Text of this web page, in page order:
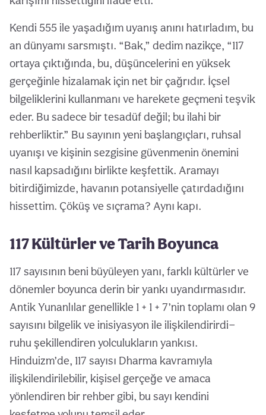
Kendi 555 ile yaşadığım uyanış anını hatırladım, bu
an dünyamı sarsmıştı. “Bak,” dedim nazikçe, “117
ortaya çıktığında, bu, düşüncelerini en yüksek
gerçeğinle hizalamak için net bir çağrıdır. İçsel
bilgeliklerini kullanmanı ve harekete geçmeni teşvik
eder. Bu sadece bir tesadüf değil; bu ilahi bir
rehberliktir.” Bu sayının yeni başlangıçları, ruhsal
uyanışı ve kişinin sezgisine güvenmenin önemini
nasıl kapsadığını birlikte keşfettik. Aramayı
bitirdiğimizde, havanın potansiyelle çatırdadığını
hissettim. Çöküş ve sıçrama? Aynı kapı.
117 Kültürler ve Tarih Boyunca
117 sayısının beni büyüleyen yanı, farklı kültürler ve
dönemler boyunca derin bir yankı uyandırmasıdır.
Antik Yunanlılar genellikle 1 + 1 + 7’nin toplamı olan 9
sayısını bilgelik ve inisiyasyon ile ilişkilendirirdi—
ruhu şekillendiren yolculukların yankısı.
Hinduizm’de, 117 sayısı Dharma kavramıyla
ilişkilendirilebilir, kişisel gerçeğe ve amaca
yönlendiren bir rehber gibi, bu sayı kendini